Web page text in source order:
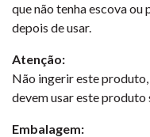
que não tenha escova ou
depois de usar.
Atenção:
Não ingerir este produto,
devem usar este produto
Embalagem: